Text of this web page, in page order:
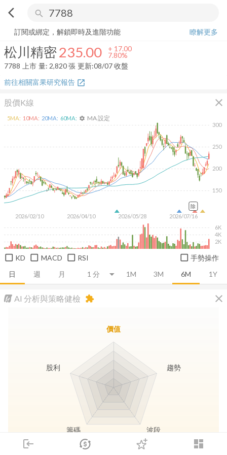
arrow_back_ios search
login dashboard
市場 登入
松川精密 235.00 +7.80%
訂閱或綁定，解鎖即時及進階功能
瞭解更多
松川精密235.00 + 17.00
7.80%
7788
上市 量: 2,820張 更新:08/07 收盤
前往相關富果研究報告 open_in_new
股價K線 close
日 週 月 1M 3M 6M 1Y
2026/02/10 2026/04/10 2026/05/28 2026/07/16
150
200
250
300
2K
4K
6K
5MA: 10MA: 20MA: 60MA: settings MA 設定
除
KD MACD RSI 手勢操作
AI 分析與策略健檢 close
extension
價值
趨勢
波段
籌碼
股利